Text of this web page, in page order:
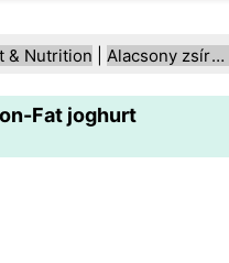
Családi
Mentális Egészség
Sebészet És
& Nutrition Alacsony zsírtartalmú étrend
Fat joghurt